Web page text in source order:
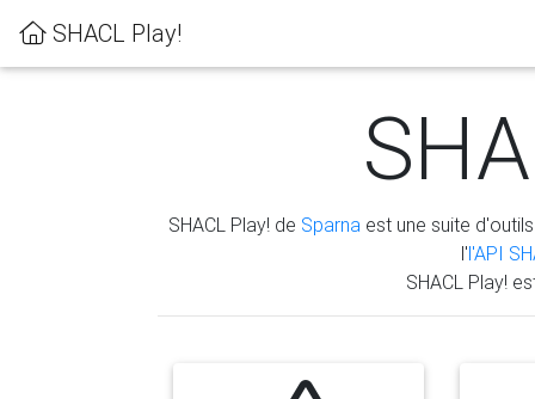
SHACL Play!
SHACL Play! de Sparna est une suite
l'l'API
SHACL Play!